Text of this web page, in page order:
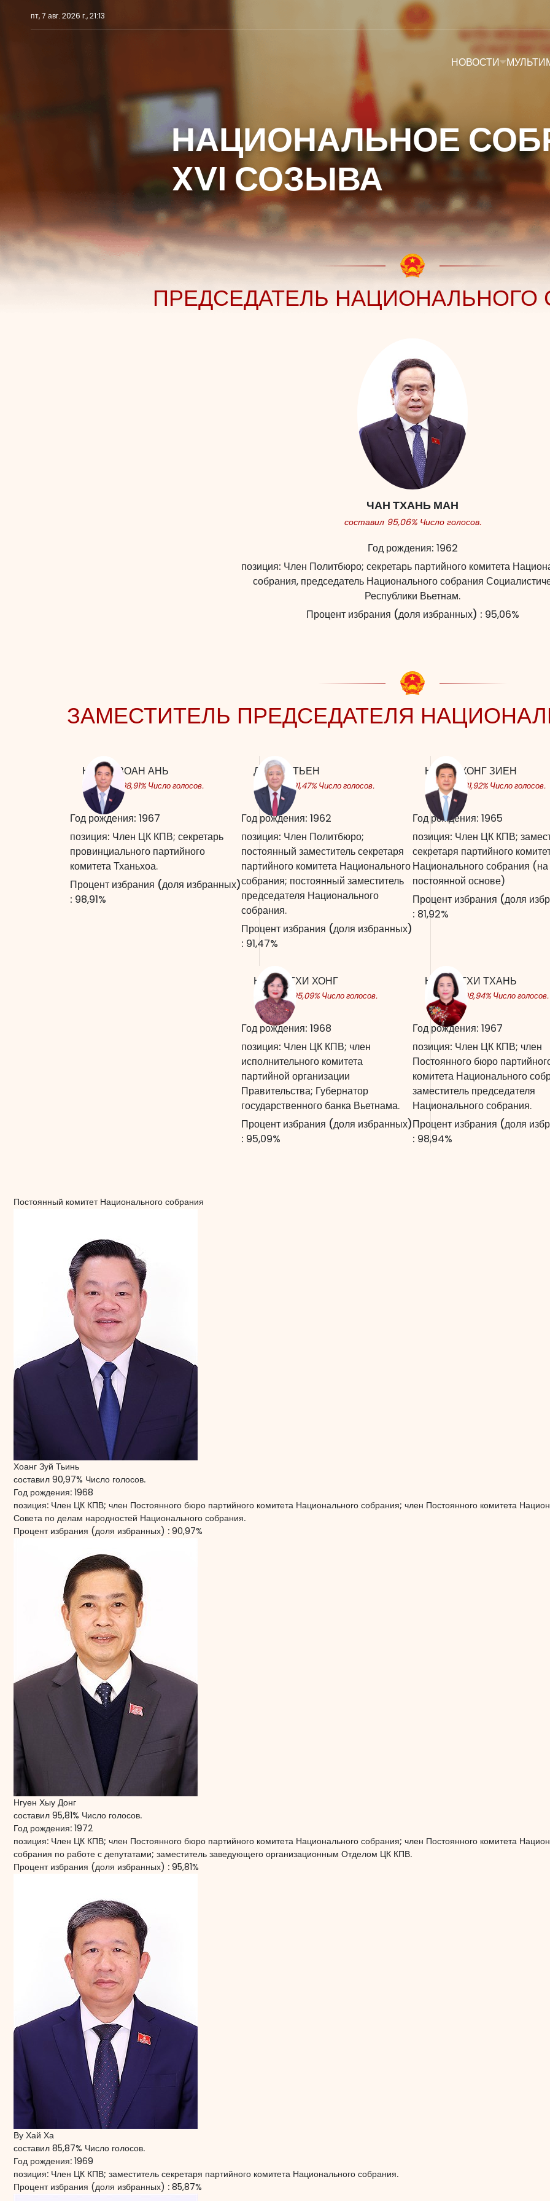
пт, 7 авг. 2026 г., 21:13
НОВОСТИ
НАЦИОНАЛЬНОЕ
XVI СОЗЫВА
ПРЕДСЕДАТЕЛЬ НАЦИОНАЛЬНОГО
ЧАН ТХАНЬ МАН
составил 95,06% Число голосов.
Год рождения: 1962
позиция: Член Политбюро; секретарь партийного комитета
собрания, председатель Национального собрания
Республики Вьетнам.
Процент избрания (доля избранных) : 95,06%
ЗАМЕСТИТЕЛЬ ПРЕДСЕДАТЕЛЯ
НГУЕН ЗОАН АНЬ
составил 98,91% Число голосов.
Год рождения: 1967
позиция: Член ЦК КПВ; секретарь
провинциального партийного
комитета Тханьхоа.
Процент избрания (доля избранных)
: 98,91%
ДО ВАН ТЬЕН
составил 91,47% Число голосов.
Год рождения: 1962
позиция: Член Политбюро;
постоянный заместитель секретаря
партийного комитета Национального
собрания; постоянный заместитель
председателя Национального
собрания.
Процент избрания (доля избранных)
: 91,47%
НГУЕН ХОНГ ЗИЕН
составил 81,92% Число голосов.
Год рождения: 1965
позиция: Член ЦК КПВ;
секретаря партийного
Национального собрания (на
постоянной основе)
Процент избрания (доля
: 81,92%
НГУЕН ТХИ ХОНГ
составил 95,09% Число голосов.
Год рождения: 1968
позиция: Член ЦК КПВ; член
исполнительного комитета
партийной организации
Правительства; Губернатор
государственного банка Вьетнама.
Процент избрания (доля избранных)
: 95,09%
НГУЕН ТХИ ТХАНЬ
составил 98,94% Число голосов.
Год рождения: 1967
позиция: Член ЦК КПВ; член
Постоянного бюро
комитета Национального
заместитель председателя
Национального собрания.
Процент избрания (доля
: 98,94%
Постоянный комитет Национального собрания
Хоанг Зуй Тьинь
составил 90,97% Число голосов.
Год рождения: 1968
позиция: Член ЦК КПВ; член Постоянного бюро партийного комитета Национального собрания; член Постоянного комитета
Совета по делам народностей Национального собрания.
Процент избрания (доля избранных) : 90,97%
Нгуен Хыу Донг
составил 95,81% Число голосов.
Год рождения: 1972
позиция: Член ЦК КПВ; член Постоянного бюро партийного комитета Национального собрания; член Постоянного комитета
собрания по работе с депутатами; заместитель заведующего организационным Отделом ЦК КПВ.
Процент избрания (доля избранных) : 95,81%
Ву Хай Ха
составил 85,87% Число голосов.
Год рождения: 1969
позиция: Член ЦК КПВ; заместитель секретаря партийного комитета Национального собрания.
Процент избрания (доля избранных) : 85,87%